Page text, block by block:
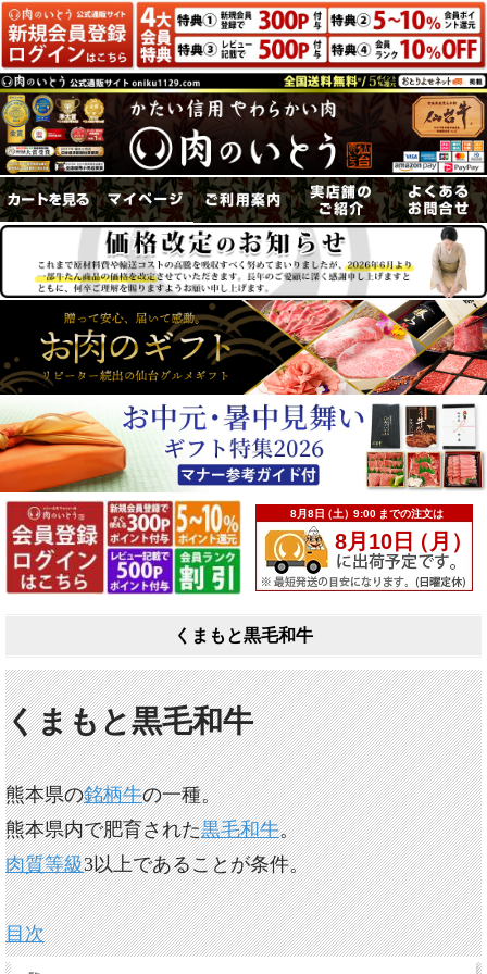
くまもと黒毛和牛
くまもと黒毛和牛
熊本県の銘柄牛の一種。
熊本県内で肥育された黒毛和牛。
肉質等級3以上であることが条件。
目次